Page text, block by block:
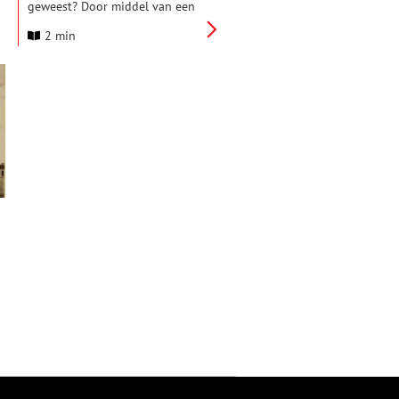
geweest? Door middel van een
geschiedschrijving, wil ‘What If’
2 min